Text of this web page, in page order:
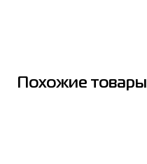
Похожие товары